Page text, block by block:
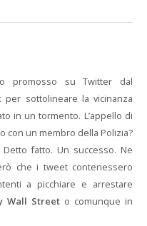
promosso su Twitter dal
per sottolineare la vicinanza
in un tormento. L’appello di
con un membro della Polizia?
Detto fatto. Un successo. Ne
che i tweet contenessero
a picchiare e arrestare
Wall Street o comunque in